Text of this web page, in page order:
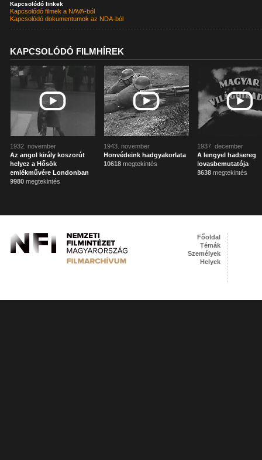
Kapcsolódó linkek
Kapcsolódó filmek a NAVA-ból
Kapcsolódó dokumentumok az NDA-ból
KAPCSOLÓDÓ FILMHÍREK
1932. november
Az angol király koszorút
helyez a Hősök
emlékművére Londonban
9980 megtekintés
1943. november
Honvédeink hadgyakorlata
10618 megtekintés
1937. december
A lengyel hadsereg
lovasbemutatója
8638 megtekintés
Főoldal
Témák
Személyek
Helyek